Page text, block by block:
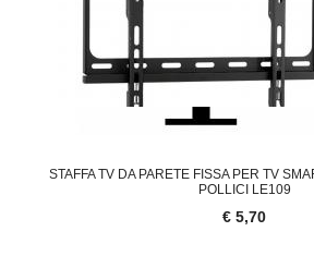
STAFFA TV DA PARETE FISSA PER TV
POLLICI LE109
€ 5,70